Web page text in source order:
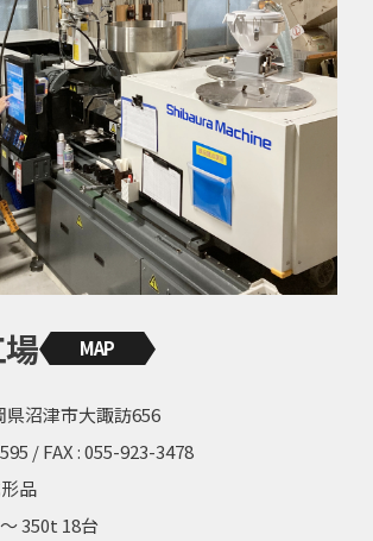
MAP
県沼津市大諏訪656
/ FAX : 055-923-3478
品
350t 18台